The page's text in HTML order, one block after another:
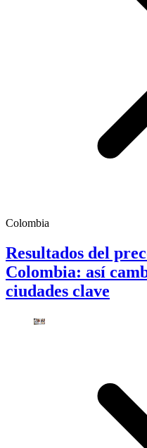
Colombia
Resultados del
Colombia: así
ciudades clave